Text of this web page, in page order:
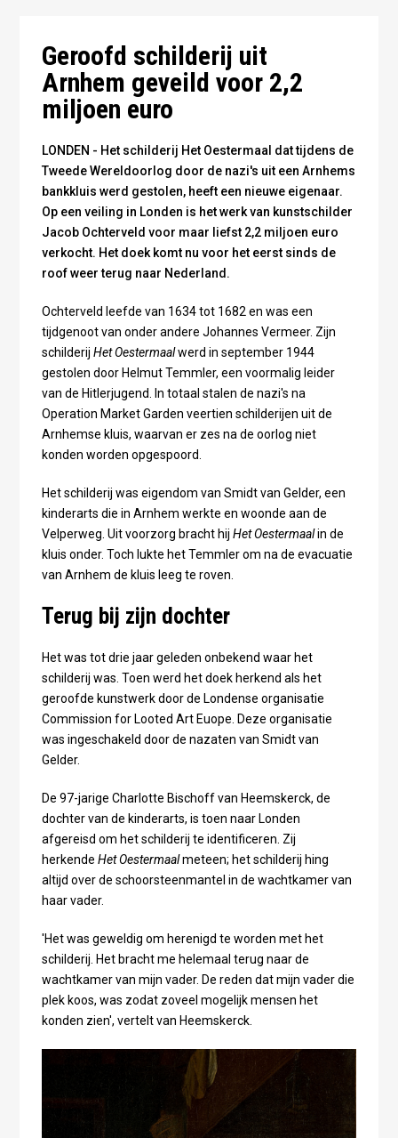
Geroofd schilderij uit
Arnhem geveild voor 2,2
miljoen euro
LONDEN - Het schilderij Het Oestermaal dat tijdens de
Tweede Wereldoorlog door de nazi's uit een Arnhems
bankkluis werd gestolen, heeft een nieuwe eigenaar.
Op een veiling in Londen is het werk van kunstschilder
Jacob Ochterveld voor maar liefst 2,2 miljoen euro
verkocht. Het doek komt nu voor het eerst sinds de
roof weer terug naar Nederland.
Ochterveld leefde van 1634 tot 1682 en was een
tijdgenoot van onder andere Johannes Vermeer. Zijn
schilderij Het Oestermaalwerd in september 1944
gestolen door Helmut Temmler, een voormalig leider
van de Hitlerjugend. In totaal stalen de nazi's na
Operation Market Garden veertien schilderijen uit de
Arnhemse kluis, waarvan er zes na de oorlog niet
konden worden opgespoord.
Het schilderij was eigendom van Smidt van Gelder, een
kinderarts die in Arnhem werkte en woonde aan de
Velperweg. Uit voorzorg bracht hij Het Oestermaalin de
kluis onder. Toch lukte het Temmler om na de evacuatie
van Arnhem de kluis leeg te roven.
Terug bij zijn dochter
Het was tot drie jaar geleden onbekend waar het
schilderij was. Toen werd het doek herkend als het
geroofde kunstwerk door de Londense organisatie
Commission for Looted Art Euope. Deze organisatie
was ingeschakeld door de nazaten van Smidt van
Gelder.
De 97-jarige Charlotte Bischoff van Heemskerck, de
dochter van de kinderarts, is toen naar Londen
afgereisd om het schilderij te identificeren. Zij
herkende Het Oestermaalmeteen; het schilderij hing
altijd over de schoorsteenmantel in de wachtkamer van
haar vader.
'Het was geweldig om herenigd te worden met het
schilderij. Het bracht me helemaal terug naar de
wachtkamer van mijn vader. De reden dat mijn vader die
plek koos, was zodat zoveel mogelijk mensen het
konden zien', vertelt van Heemskerck.